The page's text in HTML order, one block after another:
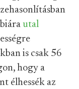
utal
is csak 56
hogy a
élhessék az